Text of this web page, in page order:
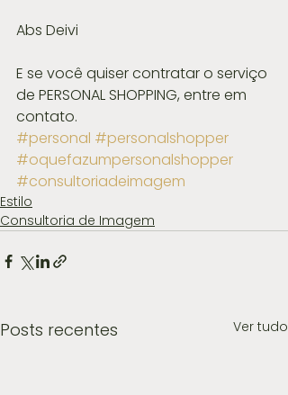
Abs Deivi
E se você quiser contratar o serviço
de PERSONAL SHOPPING, entre em
contato.
#personal #personalshopper
#oquefazumpersonalshopper
#consultoriadeimagem
Estilo
Consultoria de Imagem
Posts recentes Ver tudo